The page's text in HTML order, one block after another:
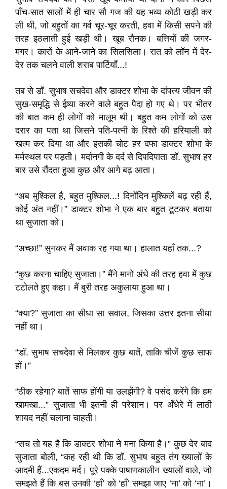
पाँच-सात सालों में ही चार सौ गज की यह भव्य कोठी खड़ी कर
ली थी, जो बहुतों का गर्व चूर-चूर करती, हवा में किसी सपने की
तरह इठलाती हुई खड़ी थी। खूब रौनक। बत्तियों की जगर-
मगर। कारों के आने-जाने का सिलसिला। रात को लॉन में देर-
देर तक चलने वाली शराब पार्टियाँ...!
तब से डॉ. सुभाष सचदेवा और डाक्टर शोभा के दांपत्य जीवन की
सुख-समृद्धि से ईष्र्या करने वाले बहुत पैदा हो गए थे। पर भीतर
की बात कम ही लोगों को मालूम थी। बहुत कम लोगों को उस
दरार का पता था जिसने पति-पत्नी के रिश्ते की हरियाली को
खत्म कर दिया था और इसकी चोट हर दफा डाक्टर शोभा के
मर्मस्थल पर पड़ती। मर्दानगी के दर्द से दिपदिपाता डॉ. सुभाष हर
बार उसे रौंदता हुआ कुछ और आगे बढ़ आता।
“अब मुश्किल है, बहुत मुश्किल...! दिनोंदिन मुश्किलें बढ़ रही हैं,
कोई अंत नहीं।” डाक्टर शोभा ने एक बार बहुत टूटकर बताया
था सुजाता को।
“अच्छा!” सुनकर मैं अवाक रह गया था। हालात यहाँ तक...?
“कुछ करना चाहिए सुजाता।” मैंने मानो अंधे की तरह हवा में कुछ
टटोलते हुए कहा। मैं बुरी तरह अकुलाया हुआ था।
“क्या?” सुजाता का सीधा सा सवाल, जिसका उत्तर इतना सीधा
नहीं था।
“डॉ. सुभाष सचदेवा से मिलकर कुछ बातें, ताकि चीजें कुछ साफ
हों।”
“ठीक रहेगा? बातें साफ होंगी या उलझेंगी? वे पसंद करेंगे कि हम
खामखा...” सुजाता भी इतनी ही परेशान। पर अँधेरे में लाठी
शायद नहीं चलाना चाहती।
“सच तो यह है कि डाक्टर शोभा ने मना किया है।” कुछ देर बाद
सुजाता बोली, “कह रही थी कि डॉ. सुभाष बहुत तंग ख्यालों के
आदमी हैं...एकदम मर्द। पूरे पक्के पाषाणकालीन ख्यालों वाले, जो
समझते हैं कि बस उनकी ‘हाँ’ को ‘हाँ’ समझा जाए ‘ना’ को ‘ना’।